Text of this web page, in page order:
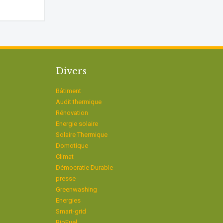
Divers
Bâtiment
Audit thermique
Rénovation
Energie solaire
Solaire Thermique
Domotique
Climat
Démocratie Durable
presse
Greenwashing
Energies
Smart-grid